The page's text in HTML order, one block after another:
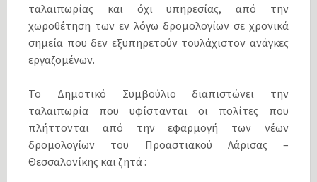
ταλαιπωρίας και όχι υπηρεσίας, από την
χωροθέτηση των εν λόγω δρομολογίων σε χρονικά
σημεία που δεν εξυπηρετούν τουλάχιστον ανάγκες
εργαζομένων.
Το Δημοτικό Συμβούλιο διαπιστώνει την
ταλαιπωρία που υφίστανται οι πολίτες που
πλήττονται από την εφαρμογή των νέων
δρομολογίων του Προαστιακού Λάρισας –
Θεσσαλονίκης και ζητά :